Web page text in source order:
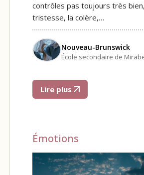
contrôles pas toujours très
tristesse, la colère,…
Nouveau-Brunswick
École secondaire de
Lire plus
Émotions